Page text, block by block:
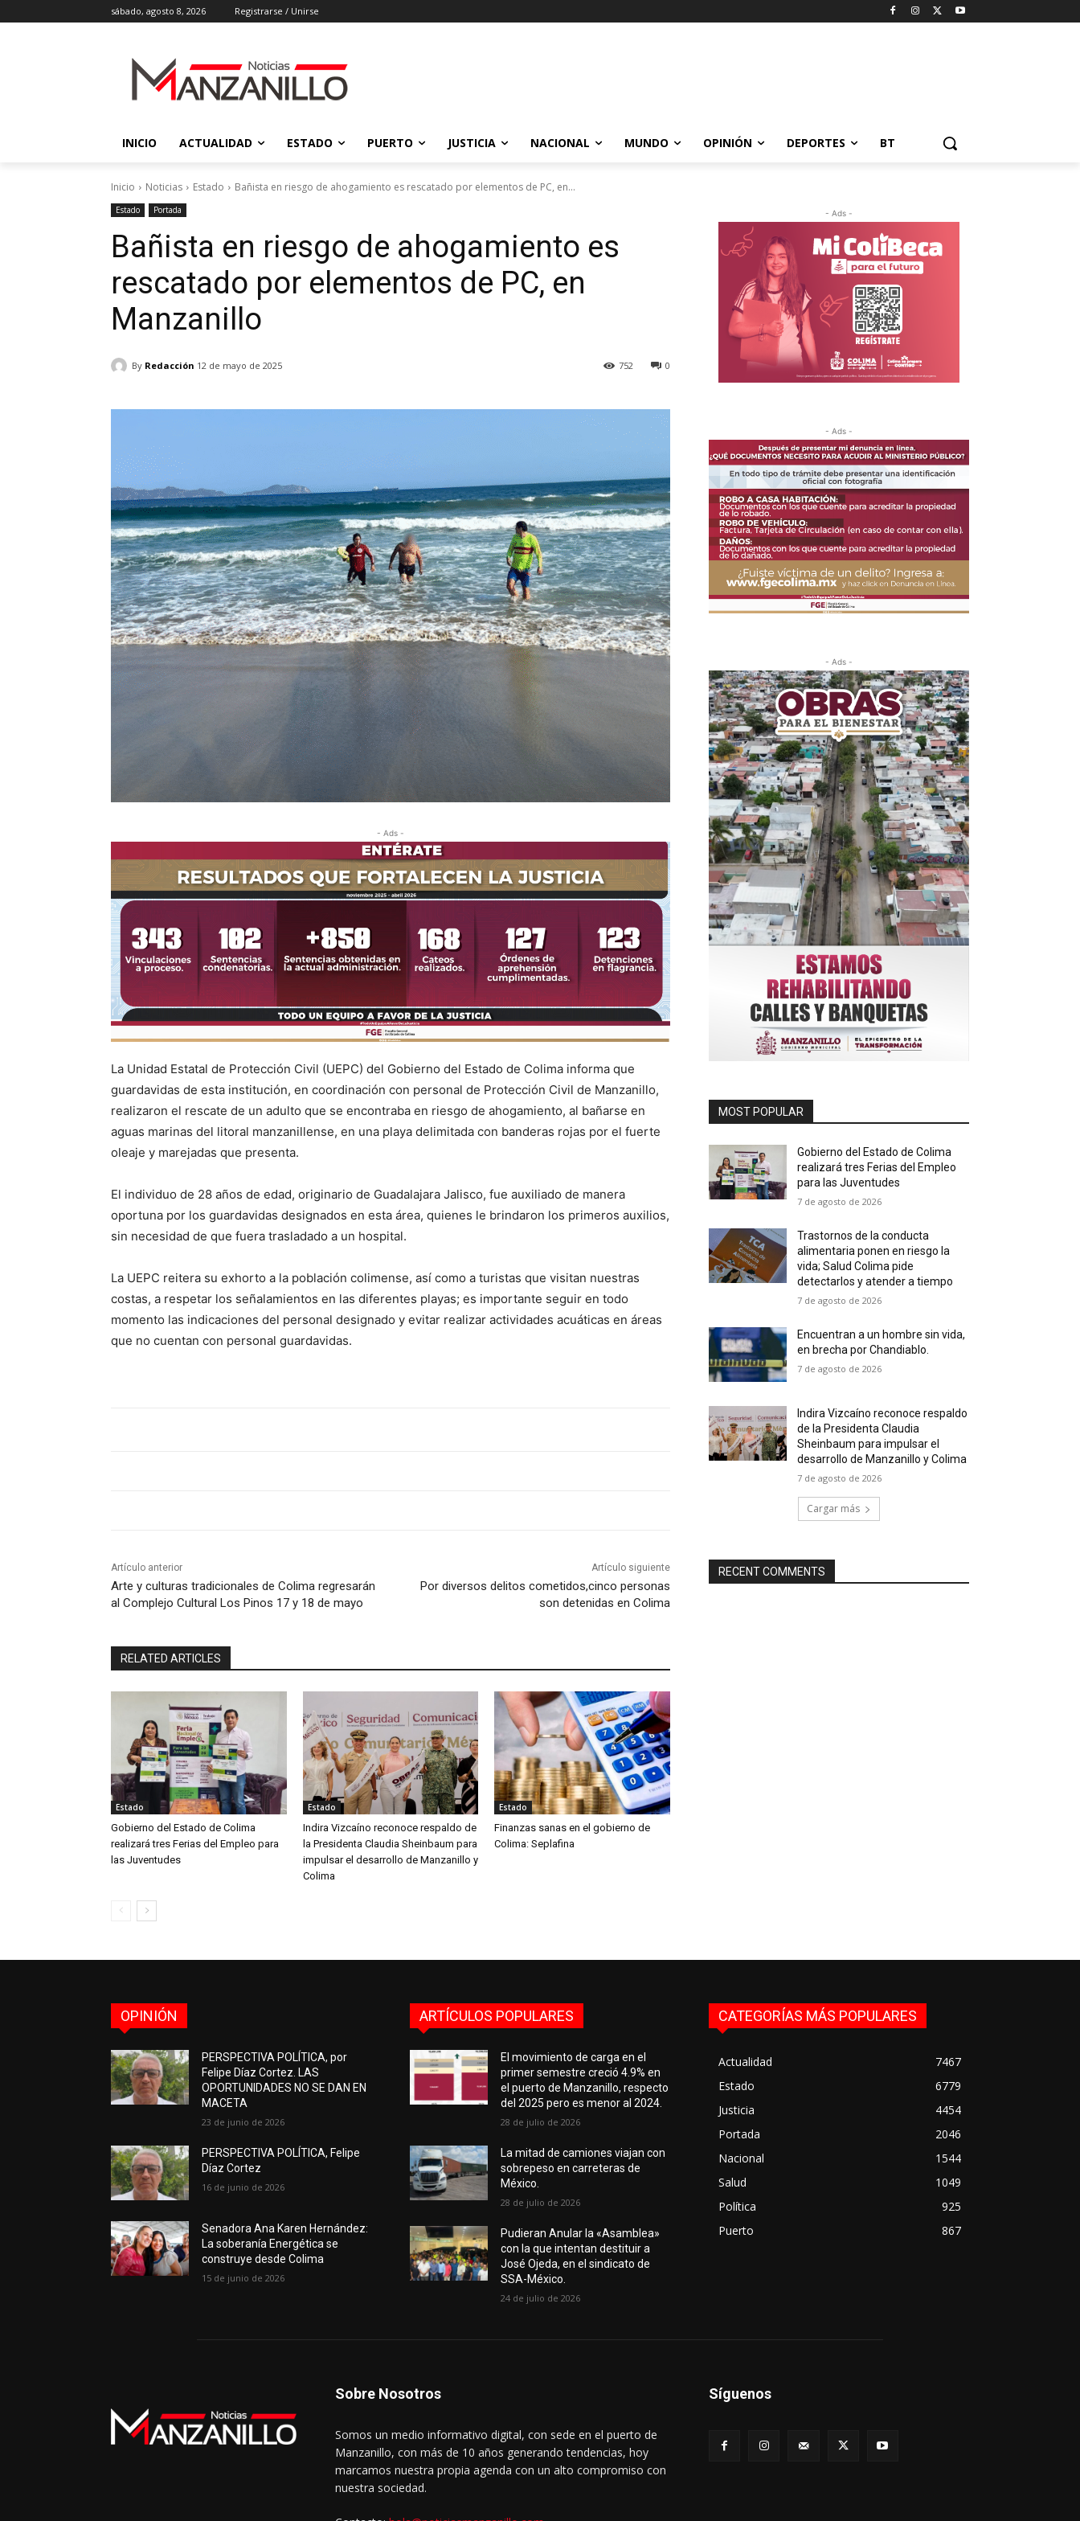
sábado, agosto 8, 2026 Registrarse / Unirse
INICIO ACTUALIDAD ESTADO PUERTO JUSTICIA NACIONAL MUNDO OPINIÓN DEPORTES BT
Inicio Noticias Estado Bañista en riesgo de ahogamiento es rescatado por elementos de PC, en...
Estado Portada
Bañista en riesgo de ahogamiento es
rescatado por elementos de PC, en
Manzanillo
By Redacción 12 de mayo de 2025 0
752
- Ads -
La Unidad Estatal de Protección Civil (UEPC) del Gobierno del Estado de Colima informa que
guardavidas de esta institución, en coordinación con personal de Protección Civil de Manzanillo,
realizaron el rescate de un adulto que se encontraba en riesgo de ahogamiento, al bañarse en
aguas marinas del litoral manzanillense, en una playa delimitada con banderas rojas por el fuerte
oleaje y marejadas que presenta.
El individuo de 28 años de edad, originario de Guadalajara Jalisco, fue auxiliado de manera
oportuna por los guardavidas designados en esta área, quienes le brindaron los primeros auxilios,
sin necesidad de que fuera trasladado a un hospital.
La UEPC reitera su exhorto a la población colimense, así como a turistas que visitan nuestras
costas, a respetar los señalamientos en las diferentes playas; es importante seguir en todo
momento las indicaciones del personal designado y evitar realizar actividades acuáticas en áreas
que no cuentan con personal guardavidas.
Artículo anterior
Arte y culturas tradicionales de Colima regresarán
al Complejo Cultural Los Pinos 17 y 18 de mayo
Artículo siguiente
Por diversos delitos cometidos,cinco personas
son detenidas en Colima
RELATED ARTICLES
Estado
Gobierno del Estado de Colima
realizará tres Ferias del Empleo para
las Juventudes
Estado
Indira Vizcaíno reconoce respaldo de
la Presidenta Claudia Sheinbaum para
impulsar el desarrollo de Manzanillo y
Colima
Estado
Finanzas sanas en el gobierno de
Colima: Seplafina
- Ads -
- Ads -
- Ads -
MOST POPULAR
Gobierno del Estado de Colima
realizará tres Ferias del Empleo
para las Juventudes
7 de agosto de 2026
Trastornos de la conducta
alimentaria ponen en riesgo la
vida; Salud Colima pide
detectarlos y atender a tiempo
7 de agosto de 2026
Encuentran a un hombre sin vida,
en brecha por Chandiablo.
7 de agosto de 2026
Indira Vizcaíno reconoce respaldo
de la Presidenta Claudia
Sheinbaum para impulsar el
desarrollo de Manzanillo y Colima
7 de agosto de 2026
Cargar más
RECENT COMMENTS
OPINIÓN
PERSPECTIVA POLÍTICA, por
Felipe Díaz Cortez. LAS
OPORTUNIDADES NO SE DAN EN
MACETA
23 de junio de 2026
PERSPECTIVA POLÍTICA, Felipe
Díaz Cortez
16 de junio de 2026
Senadora Ana Karen Hernández:
La soberanía Energética se
construye desde Colima
15 de junio de 2026
ARTÍCULOS POPULARES
El movimiento de carga en el
primer semestre creció 4.9% en
el puerto de Manzanillo, respecto
del 2025 pero es menor al 2024.
28 de julio de 2026
La mitad de camiones viajan con
sobrepeso en carreteras de
México.
28 de julio de 2026
Pudieran Anular la «Asamblea»
con la que intentan destituir a
José Ojeda, en el sindicato de
SSA-México.
24 de julio de 2026
CATEGORÍAS MÁS POPULARES
Actualidad
7467
Estado
6779
Justicia
4454
Portada
2046
Nacional
1544
Salud
1049
Política
925
Puerto
867
Sobre Nosotros
Somos un medio informativo digital, con sede en el puerto de
Manzanillo, con más de 10 años generando tendencias, hoy
marcamos nuestra propia agenda con un alto compromiso con
nuestra sociedad.
Síguenos